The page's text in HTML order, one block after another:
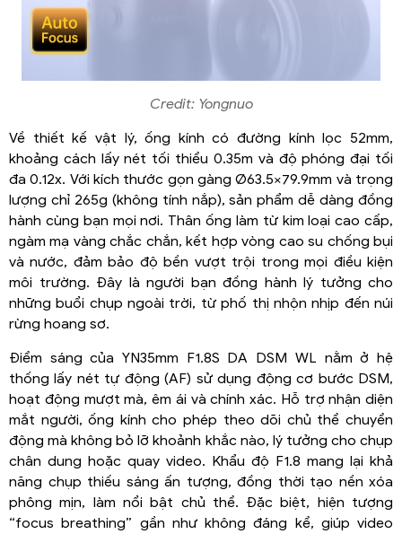
Credit: Yongnuo
Về thiết kế vật lý, ống kính có đường kính lọc 52mm,
khoảng cách lấy nét tối thiểu 0.35m và độ phóng đại tối
đa 0.12x. Với kích thước gọn gàng Ø63.5×79.9mm và trọng
lượng chỉ 265g (không tính nắp), sản phẩm dễ dàng đồng
hành cùng bạn mọi nơi. Thân ống làm từ kim loại cao cấp,
ngàm mạ vàng chắc chắn, kết hợp vòng cao su chống bụi
và nước, đảm bảo độ bền vượt trội trong mọi điều kiện
môi trường. Đây là người bạn đồng hành lý tưởng cho
những buổi chụp ngoài trời, từ phố thị nhộn nhịp đến núi
rừng hoang sơ.
Điểm sáng của YN35mm F1.8S DA DSM WL nằm ở hệ
thống lấy nét tự động (AF) sử dụng động cơ bước DSM,
hoạt động mượt mà, êm ái và chính xác. Hỗ trợ nhận diện
mắt người, ống kính cho phép theo dõi chủ thể chuyển
động mà không bỏ lỡ khoảnh khắc nào, lý tưởng cho chụp
chân dung hoặc quay video. Khẩu độ F1.8 mang lại khả
năng chụp thiếu sáng ấn tượng, đồng thời tạo nền xóa
phông mịn, làm nổi bật chủ thể. Đặc biệt, hiện tượng
“focus breathing” gần như không đáng kể, giúp video